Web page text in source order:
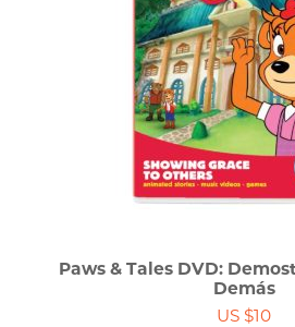
Paws & Tales DVD:
Demás
US $10